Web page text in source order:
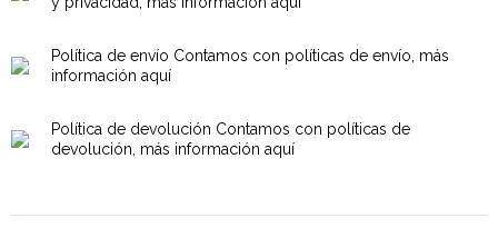
Política de envío Contamos con políticas de envío, más
información aquí
Política de devolución Contamos con políticas de
devolución, más información aquí